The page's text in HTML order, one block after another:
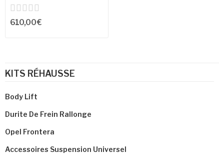
KITS RÉHAUSSE
Body Lift
Durite De Frein Rallonge
Opel Frontera
Accessoires Suspension Universel
610,00 €